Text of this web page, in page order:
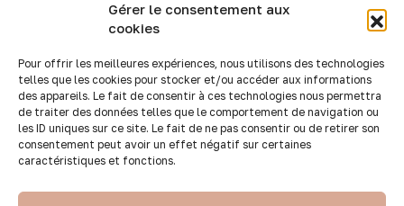
Gérer le consentement aux
cookies
Pour offrir les meilleures expériences, nous utilisons des technologies
telles que les cookies pour stocker et/ou accéder aux informations
des appareils. Le fait de consentir à ces technologies nous permettra
de traiter des données telles que le comportement de navigation ou
les ID uniques sur ce site. Le fait de ne pas consentir ou de retirer son
consentement peut avoir un effet négatif sur certaines
caractéristiques et fonctions.
Se connecter
Créer un compte
REVENDEURS
Nos points de vente
Devenir revendeur
Accès B to B